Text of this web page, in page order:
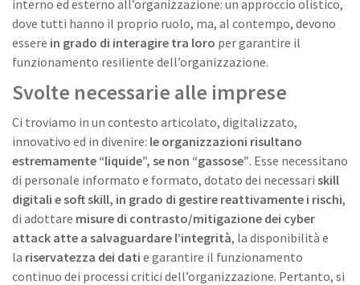
interno ed esterno all’organizzazione: un approccio olistico,
dove tutti hanno il proprio ruolo, ma, al contempo, devono
essere in grado di interagire tra loro per garantire il
funzionamento resiliente dell’organizzazione.
Svolte necessarie alle imprese
Ci troviamo in un contesto articolato, digitalizzato,
innovativo ed in divenire: le organizzazioni risultano
estremamente “liquide”, se non “gassose”. Esse necessitano
di personale informato e formato, dotato dei necessari skill
digitali e soft skill, in grado di gestire reattivamente i rischi,
di adottare misure di contrasto/mitigazione dei cyber
attack atte a salvaguardare l’integrità, la disponibilità e
la riservatezza dei dati e garantire il funzionamento
continuo dei processi critici dell’organizzazione. Pertanto, si